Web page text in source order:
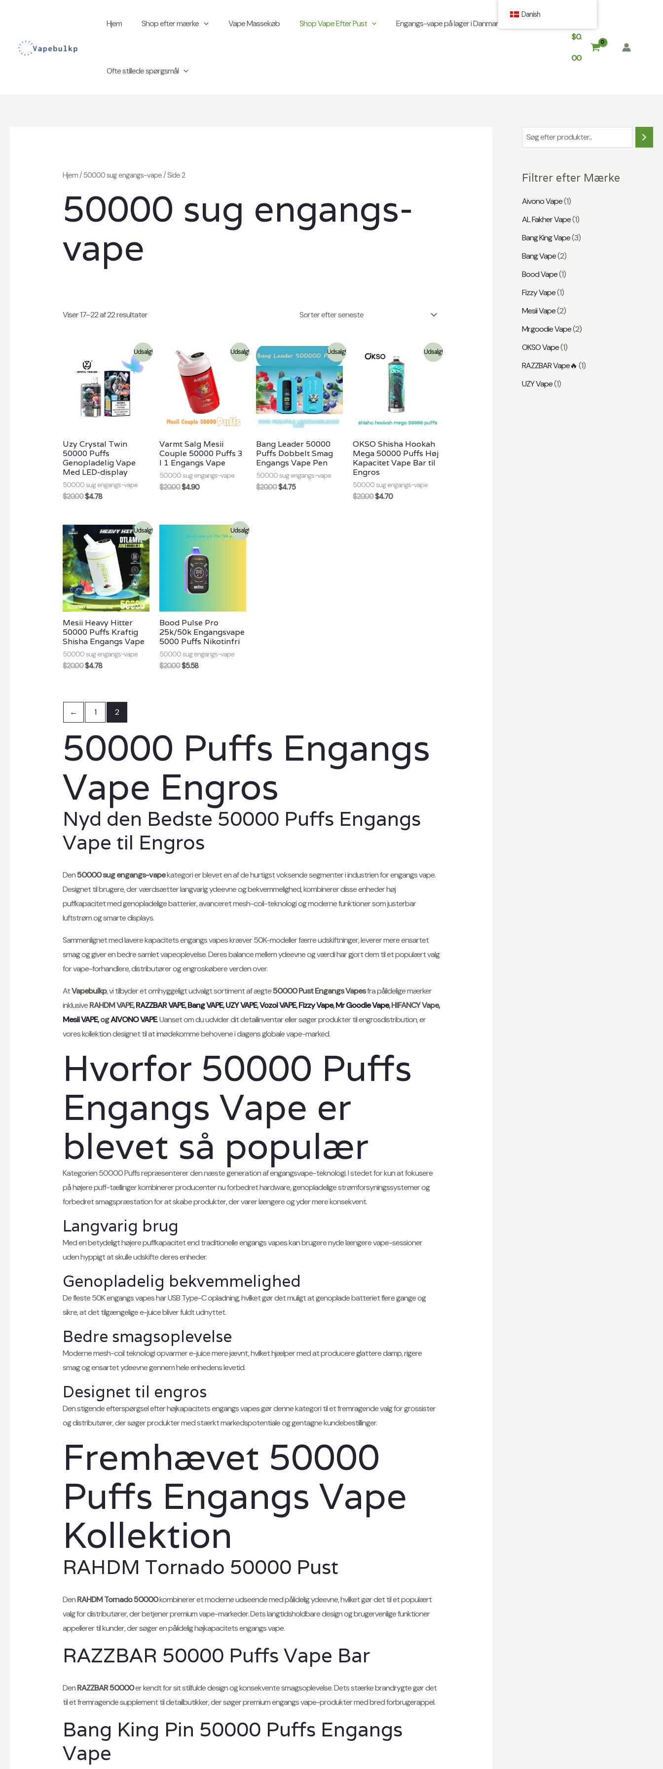
Hjem Shop efter mærke Vape Massekøb Shop Vape Efter Pust Engangs-vape på lager i Danmark
Ofte stillede spørgsmål
$0.
00
Hjem/ 50000 sug engangs-vape/ Side 2
50000 sug engangs-
vape
Viser 17–22 af 22 resultater
Udsalg!
Uzy Crystal Twin
50000 Puffs
Genopladelig Vape
Med LED-display
50000 sug engangs-vape
$20.00$4.78
Udsalg!
Varmt Salg Mesii
Couple 50000 Puffs 3
I 1 Engangs Vape
50000 sug engangs-vape
$20.00$4.90
Udsalg!
Bang Leader 50000
Puffs Dobbelt Smag
Engangs Vape Pen
50000 sug engangs-vape
$20.00$4.75
Udsalg!
OKSO Shisha Hookah
Mega 50000 Puffs Høj
Kapacitet Vape Bar til
Engros
50000 sug engangs-vape
$20.00$4.70
Udsalg!
Mesii Heavy Hitter
50000 Puffs Kraftig
Shisha Engangs Vape
50000 sug engangs-vape
$20.00$4.78
Udsalg!
Bood Pulse Pro
25k/50k Engangsvape
5000 Puffs Nikotinfri
50000 sug engangs-vape
$20.00$5.58
← 1 2
50000 Puffs Engangs
Vape Engros
Nyd den Bedste 50000 Puffs Engangs
Vape til Engros
Den50000 sug engangs-vapekategori er blevet en af de hurtigst voksende segmenter i industrien for engangs vape.
Designet til brugere, der værdsætter langvarig ydeevne og bekvemmelighed, kombinerer disse enheder høj
puffkapacitet med genopladelige batterier, avanceret mesh-coil-teknologi og moderne funktioner som justerbar
luftstrøm og smarte displays.
Sammenlignet med lavere kapacitets engangs vapes kræver 50K-modeller færre udskiftninger, leverer mere ensartet
smag og giver en bedre samlet vapeoplevelse. Deres balance mellem ydeevne og værdi har gjort dem til et populært valg
for vape-forhandlere, distributører og engroskøbere verden over.
AtVapebulkp, vi tilbyder et omhyggeligt udvalgt sortiment af ægte50000 Pust Engangs Vapesfra pålidelige mærker
inklusiveRAHDM VAPE,RAZZBAR VAPE,Bang VAPE,UZY VAPE,Vozol VAPE,Fizzy Vape,Mr Goodie Vape, HIFANCY Vape,
Mesii VAPE, ogAIVONO VAPE. Uanset om du udvider dit detailinventar eller søger produkter til engrosdistribution, er
vores kollektion designet til at imødekomme behovene i dagens globale vape-marked.
Hvorfor 50000 Puffs
Engangs Vape er
blevet så populær
Kategorien 50000 Puffs repræsenterer den næste generation af engangsvape-teknologi. I stedet for kun at fokusere
på højere puff-tællinger kombinerer producenter nu forbedret hardware, genopladelige strømforsyningssystemer og
forbedret smagspræstation for at skabe produkter, der varer længere og yder mere konsekvent.
Langvarig brug
Med en betydeligt højere puffkapacitet end traditionelle engangs vapes kan brugere nyde længere vape-sessioner
uden hyppigt at skulle udskifte deres enheder.
Genopladelig bekvemmelighed
De fleste 50K engangs vapes har USB Type-C opladning, hvilket gør det muligt at genoplade batteriet flere gange og
sikre, at det tilgængelige e-juice bliver fuldt udnyttet.
Bedre smagsoplevelse
Moderne mesh-coil teknologi opvarmer e-juice mere jævnt, hvilket hjælper med at producere glattere damp, rigere
smag og ensartet ydeevne gennem hele enhedens levetid.
Designet til engros
Den stigende efterspørgsel efter højkapacitets engangs vapes gør denne kategori til et fremragende valg for grossister
og distributører, der søger produkter med stærkt markedspotentiale og gentagne kundebestillinger.
Fremhævet 50000
Puffs Engangs Vape
Kollektion
RAHDM Tornado 50000 Pust
DenRAHDM Tornado 50000kombinerer et moderne udseende med pålidelig ydeevne, hvilket gør det til et populært
valg for distributører, der betjener premium vape-markeder. Dets langtidsholdbare design og brugervenlige funktioner
appellerer til kunder, der søger en pålidelig højkapacitets engangs vape.
RAZZBAR 50000 Puffs Vape Bar
DenRAZZBAR 50000er kendt for sit stilfulde design og konsekvente smagsoplevelse. Dets stærke brandrygte gør det
til et fremragende supplement til detailbutikker, der søger premium engangs vape-produkter med bred forbrugerappel.
Bang King Pin 50000 Puffs Engangs
Vape
ø
Filtrer efter Mærke
Aivono Vape(1)
AL Fakher Vape(1)
Bang King Vape(3)
Bang Vape(2)
Bood Vape(1)
Fizzy Vape(1)
Mesii Vape(2)
Mr.goodie Vape(2)
OKSO Vape(1)
RAZZBAR Vape🔥 (1)
UZY Vape(1)
Danish